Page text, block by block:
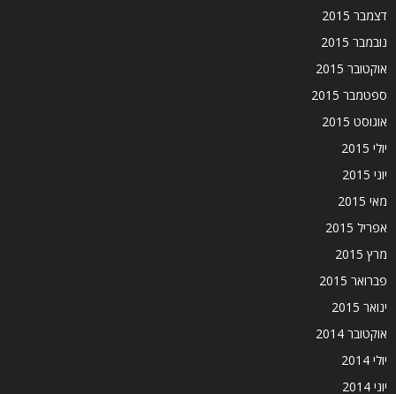
דצמבר 2015
נובמבר 2015
אוקטובר 2015
ספטמבר 2015
אוגוסט 2015
יולי 2015
יוני 2015
מאי 2015
אפריל 2015
מרץ 2015
פברואר 2015
ינואר 2015
אוקטובר 2014
יולי 2014
יוני 2014